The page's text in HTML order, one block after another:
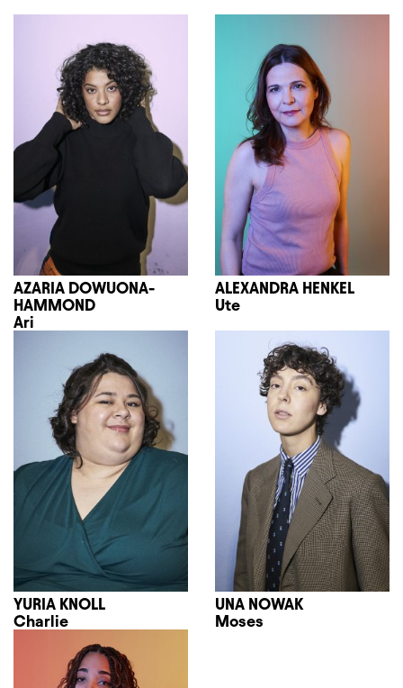
AZARIA DOWUONA-
HAMMOND
Ari
ALEXANDRA HENKEL
Ute
YURIA KNOLL
Charlie
UNA NOWAK
Moses